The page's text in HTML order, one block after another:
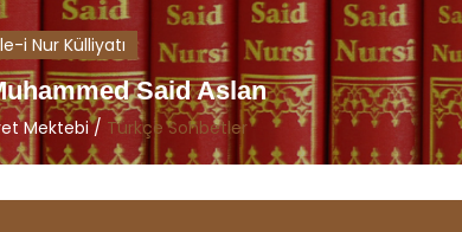
i Nur Külliyatı
Said Aslan
Mektebi / Türkçe Sohbetler